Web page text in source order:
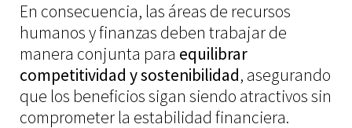
En consecuencia, las áreas de recursos
humanos y finanzas deben trabajar de
manera conjunta para equilibrar
competitividad y sostenibilidad, asegurando
que los beneficios sigan siendo atractivos sin
comprometer la estabilidad financiera.